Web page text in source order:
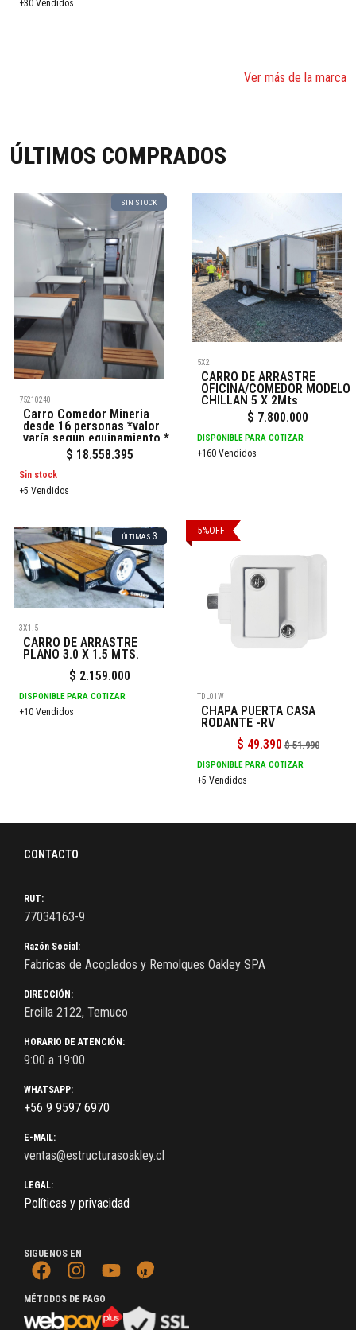
+30 Vendidos
Ver más de la marca
ÚLTIMOS COMPRADOS
SIN STOCK
75210240
Carro Comedor Mineria
desde 16 personas *valor
varía segun equipamiento.*
$ 18.558.395
Sin stock
+5 Vendidos
5X2
CARRO DE ARRASTRE
OFICINA/COMEDOR MODELO
CHILLAN 5 X 2Mts
$ 7.800.000
DISPONIBLE PARA COTIZAR
+160 Vendidos
ÚLTIMAS 3
3X1.5
CARRO DE ARRASTRE
PLANO 3.0 X 1.5 MTS.
$ 2.159.000
DISPONIBLE PARA COTIZAR
+10 Vendidos
5%OFF
TDL01W
CHAPA PUERTA CASA
RODANTE -RV
$ 49.390 $51.990
DISPONIBLE PARA COTIZAR
+5 Vendidos
CONTACTO
RUT:
77034163-9
Razón Social:
Fabricas de Acoplados y Remolques Oakley SPA
DIRECCIÓN:
Ercilla 2122, Temuco
HORARIO DE ATENCIÓN:
9:00 a 19:00
WHATSAPP:
+56 9 9597 6970
E-MAIL:
ventas@estructurasoakley.cl
LEGAL:
Políticas y privacidad
SIGUENOS EN
MÉTODOS DE PAGO